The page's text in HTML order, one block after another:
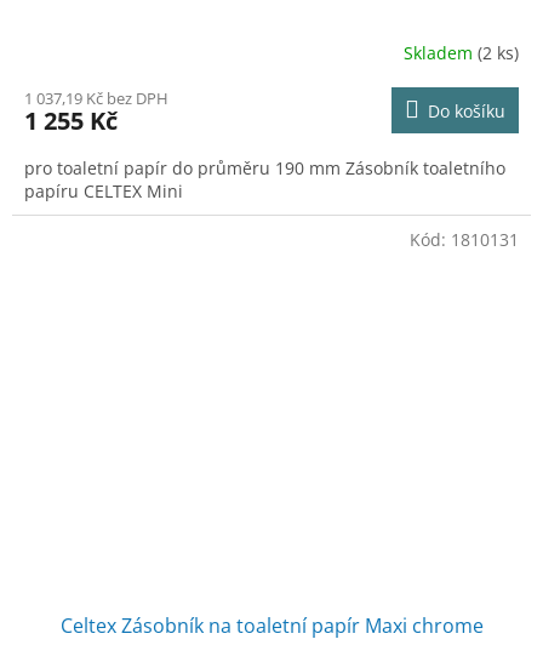
Skladem (2 ks)
1 037,19 Kč bez DPH
1 255 Kč Do košíku
pro toaletní papír do průměru 190 mm Zásobník toaletního
papíru CELTEX Mini
Celtex Zásobník na toaletní papír Maxi chrome
Kód: 1810131